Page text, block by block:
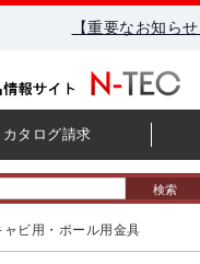
【重要なお知ら
カタログ請求
検索
ビ用・ポール用金具